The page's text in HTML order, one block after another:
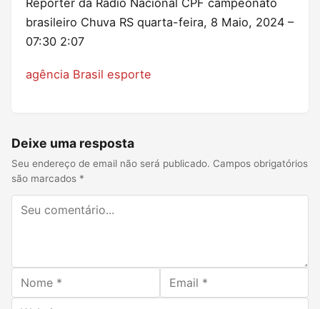
brasileiro Chuva RS quarta-feira, 8 Maio, 2024 –
07:30 2:07
agência Brasil esporte
Deixe uma resposta
Seu endereço de email não será publicado. Campos obrigatórios
são marcados *